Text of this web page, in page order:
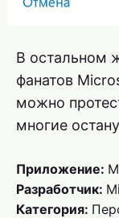
В остальном
фанатов
можно
многие
Приложение:
Разработчик:
Категория: